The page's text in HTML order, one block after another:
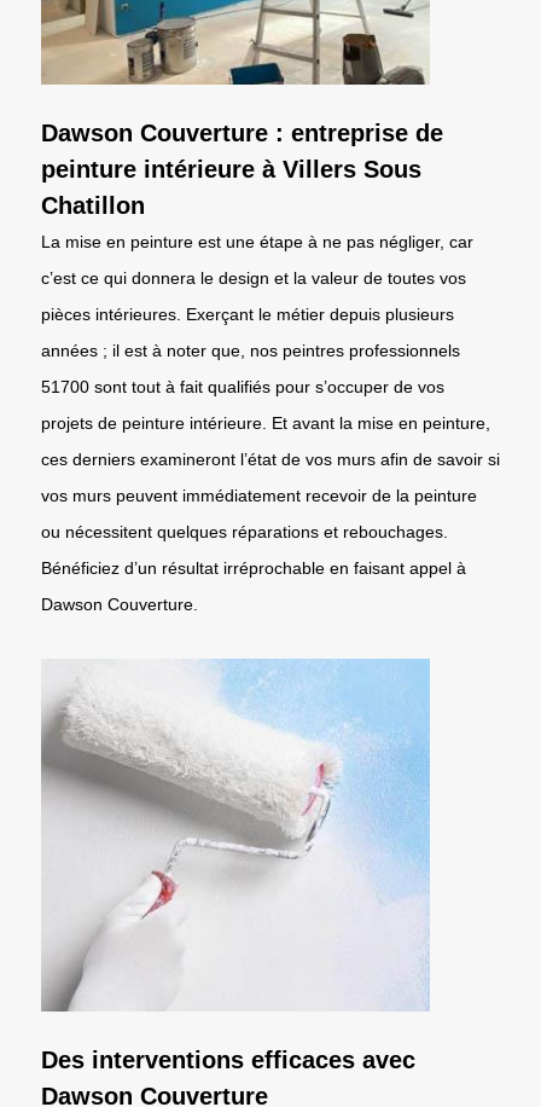
Dawson Couverture : entreprise de
peinture intérieure à Villers Sous
Chatillon
La mise en peinture est une étape à ne pas négliger, car
c’est ce qui donnera le design et la valeur de toutes vos
pièces intérieures. Exerçant le métier depuis plusieurs
années ; il est à noter que, nos peintres professionnels
51700 sont tout à fait qualifiés pour s’occuper de vos
projets de peinture intérieure. Et avant la mise en peinture,
ces derniers examineront l’état de vos murs afin de savoir si
vos murs peuvent immédiatement recevoir de la peinture
ou nécessitent quelques réparations et rebouchages.
Bénéficiez d’un résultat irréprochable en faisant appel à
Dawson Couverture.
Des interventions efficaces avec
Dawson Couverture